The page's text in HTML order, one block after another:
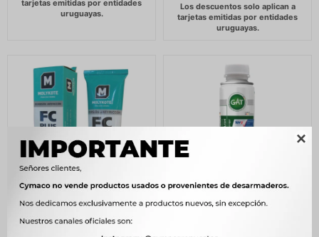

ADITIVO - ANTIFRICION